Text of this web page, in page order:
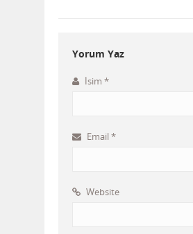
Yorum Yaz
İsim *
Email *
Website